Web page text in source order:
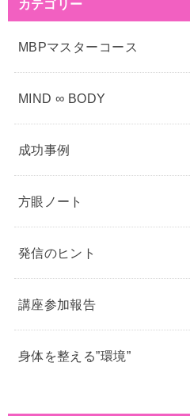
カテゴリー
MBPマスターコース
MIND ∞ BODY
成功事例
方眼ノート
発信のヒント
講座参加報告
身体を整える”環境”